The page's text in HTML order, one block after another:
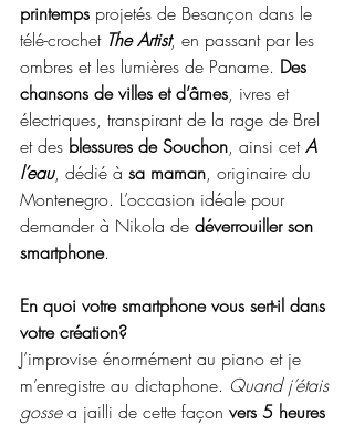
printemps projetés de Besançon dans le
télé-crochet The Artist, en passant par les
ombres et les lumières de Paname. Des
chansons de villes et d’âmes, ivres et
électriques, transpirant de la rage de Brel
et des blessures de Souchon, ainsi cet A
l’eau, dédié à sa maman, originaire du
Montenegro. L’occasion idéale pour
demander à Nikola de déverrouiller son
smartphone.
En quoi votre smartphone vous sert-il dans
votre création?
J’improvise énormément au piano et je
m’enregistre au dictaphone. Quand j’étais
gosse a jailli de cette façon vers 5 heures